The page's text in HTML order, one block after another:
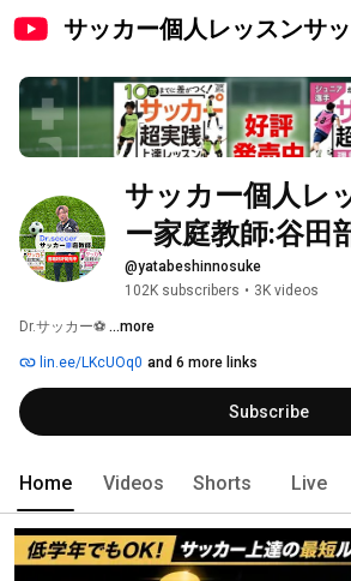
サッカー個人レッスンサ
サッカー個人レ
ー家庭教師:谷田
@yatabeshinnosuke
102K subscribers • 3K videos
Dr.サッカー⚽️ ...more
lin.ee/LKcUOq0 and 6 more links
Subscribe
Home Videos Shorts Live